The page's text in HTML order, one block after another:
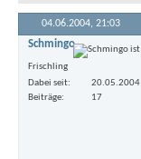
04.06.2004, 21:03
Schmingo
Frischling
Dabei seit
20.05.2004
Beiträge
17